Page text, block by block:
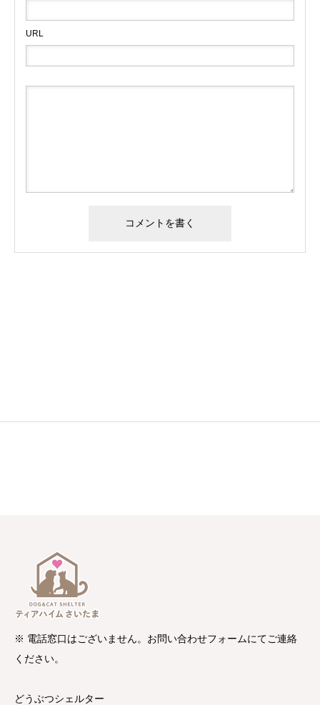
URL
※ 電話窓口はございません。お問い合わせフォームにてご連絡
ください。
どうぶつシェルター